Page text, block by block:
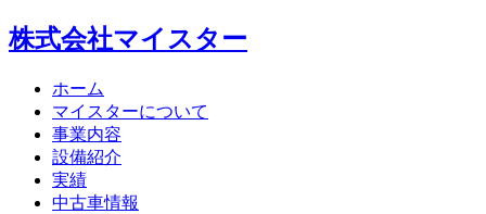
株式会社マイスター
ホーム
マイスターについて
事業内容
設備紹介
実績
中古車情報